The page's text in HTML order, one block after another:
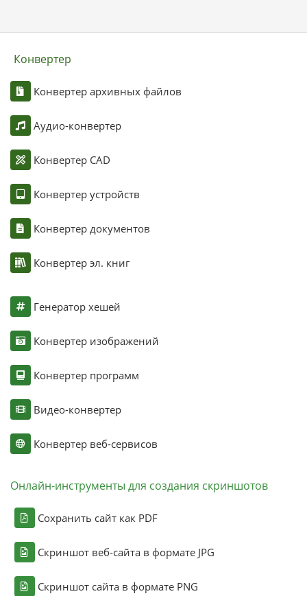
Конвертер
Конвертер архивных файлов
Аудио-конвертер
Конвертер CAD
Конвертер устройств
Конвертер документов
Конвертер эл. книг
Генератор хешей
Конвертер изображений
Конвертер программ
Видео-конвертер
Конвертер веб-сервисов
Онлайн-инструменты для создания скриншотов
Сохранить сайт как PDF
Скриншот веб-сайта в формате JPG
Скриншот сайта в формате PNG